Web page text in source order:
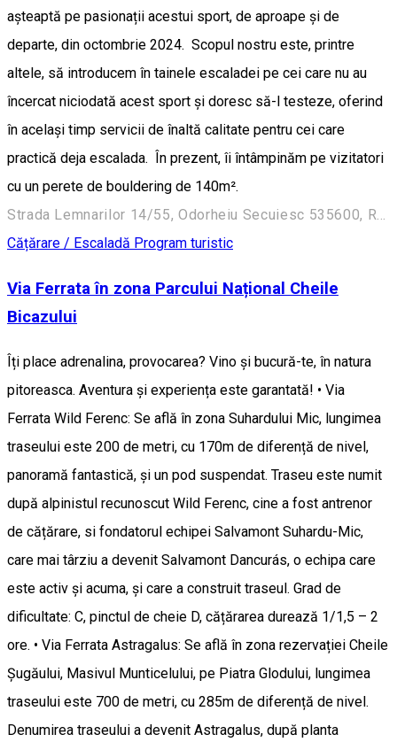
așteaptă pe pasionații acestui sport, de aproape și de
departe, din octombrie 2024. Scopul nostru este, printre
altele, să introducem în tainele escaladei pe cei care nu au
încercat niciodată acest sport și doresc să-l testeze, oferind
în același timp servicii de înaltă calitate pentru cei care
practică deja escalada. În prezent, îi întâmpinăm pe vizitatori
cu un perete de bouldering de 140m².
Strada Lemnarilor 14/55, Odorheiu Secuiesc 535600, Romania
Cățărare / Escaladă Program turistic
Via Ferrata în zona Parcului Național Cheile
Bicazului
Îți place adrenalina, provocarea? Vino și bucură-te, în natura
pitoreasca. Aventura și experiența este garantată! • Via
Ferrata Wild Ferenc: Se află în zona Suhardului Mic, lungimea
traseului este 200 de metri, cu 170m de diferență de nivel,
panoramă fantastică, și un pod suspendat. Traseu este numit
după alpinistul recunoscut Wild Ferenc, cine a fost antrenor
de cățărare, si fondatorul echipei Salvamont Suhardu-Mic,
care mai târziu a devenit Salvamont Dancurás, o echipa care
este activ și acuma, și care a construit traseul. Grad de
dificultate: C, pinctul de cheie D, cățărarea durează 1/1,5 – 2
ore. • Via Ferrata Astragalus: Se află în zona rezervației Cheile
Șugăului, Masivul Munticelului, pe Piatra Glodului, lungimea
traseului este 700 de metri, cu 285m de diferență de nivel.
Denumirea traseului a devenit Astragalus, după planta